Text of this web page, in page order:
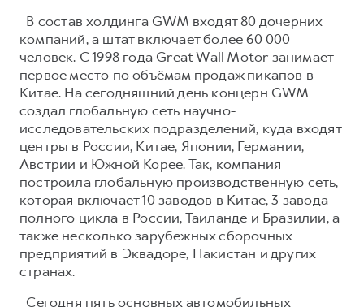
В состав холдинга GWM входят 80 дочерних
компаний, а штат включает более 60 000
человек. С 1998 года Great Wall Motor занимает
первое место по объёмам продаж пикапов в
Китае. На сегодняшний день концерн GWM
создал глобальную сеть научно-
исследовательских подразделений, куда входят
центры в России, Китае, Японии, Германии,
Австрии и Южной Корее. Так, компания
построила глобальную производственную сеть,
которая включает 10 заводов в Китае, 3 завода
полного цикла в России, Таиланде и Бразилии, а
также несколько зарубежных сборочных
предприятий в Эквадоре, Пакистан и других
странах.
Сегодня пять основных автомобильных